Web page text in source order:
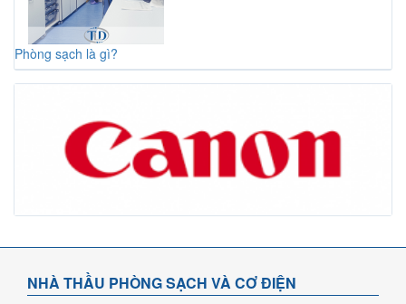
Phòng sạch là gì?
NHÀ THẦU PHÒNG SẠCH VÀ CƠ ĐIỆN